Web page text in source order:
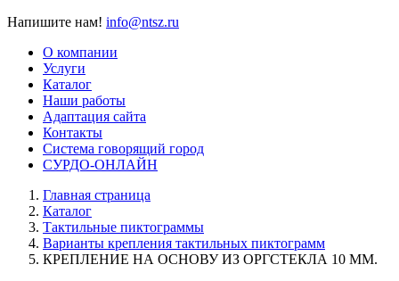
Напишите нам! info@ntsz.ru
О компании
Услуги
Каталог
Наши работы
Адаптация сайта
Контакты
Система говорящий город
СУРДО-ОНЛАЙН
Главная страница
Каталог
Тактильные пиктограммы
Варианты крепления тактильных пиктограмм
КРЕПЛЕНИЕ НА ОСНОВУ ИЗ ОРГСТЕКЛА 10 ММ.